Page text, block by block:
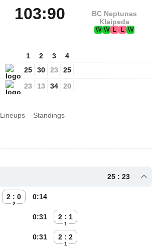
103:90
BC Neptunas
Klaipeda
W W L L W
1
25
23
2
30
13
3
23
34
4
25
20
Lineups Standings
25 : 23
2 : 0
2
0:14
2 : 1
1
0:31
2 : 2
1
0:31